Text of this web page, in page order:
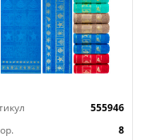
555946
8